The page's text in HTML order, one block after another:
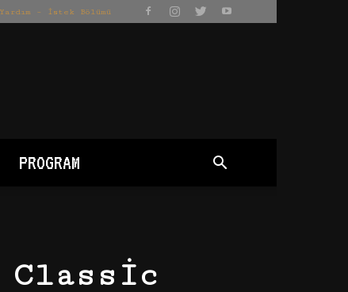
– İstek Bölümü
PROGRAM
Classic